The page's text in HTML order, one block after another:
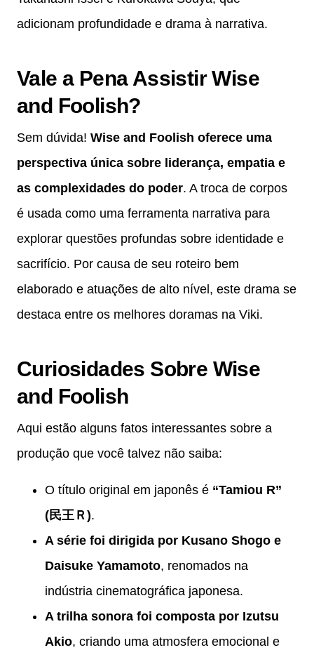
adicionam profundidade e drama à narrativa.
Vale a Pena Assistir Wise
and Foolish?
Sem dúvida! Wise and Foolish oferece uma
perspectiva única sobre liderança, empatia e
as complexidades do poder. A troca de corpos
é usada como uma ferramenta narrativa para
explorar questões profundas sobre identidade e
sacrifício. Por causa de seu roteiro bem
elaborado e atuações de alto nível, este drama se
destaca entre os melhores doramas na Viki.
Curiosidades Sobre Wise
and Foolish
Aqui estão alguns fatos interessantes sobre a
produção que você talvez não saiba:
O título original em japonês é “Tamiou R”
(民王Ｒ).
A série foi dirigida por Kusano Shogo e
Daisuke Yamamoto, renomados na
indústria cinematográfica japonesa.
A trilha sonora foi composta por Izutsu
Akio, criando uma atmosfera emocional e